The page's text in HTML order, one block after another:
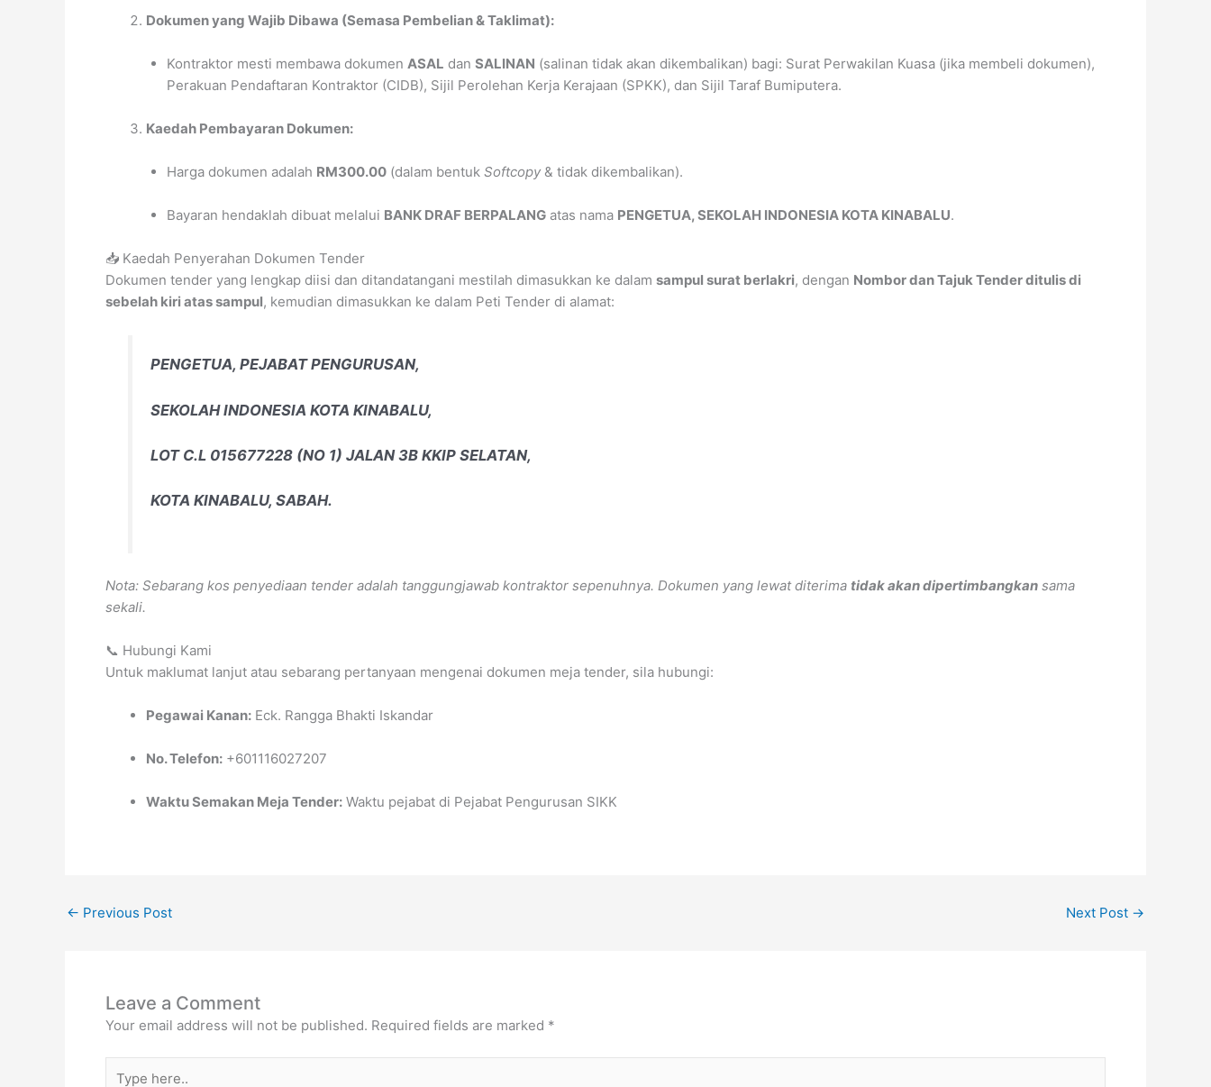
Dokumen yang Wajib Dibawa (Semasa Pembelian & Taklimat):
Kontraktor mesti membawa dokumen ASAL dan SALINAN (salinan tidak akan dikembalikan) bagi: Surat Perwakilan Kuasa (jika membeli dokumen),
Perakuan Pendaftaran Kontraktor (CIDB), Sijil Perolehan Kerja Kerajaan (SPKK), dan Sijil Taraf Bumiputera.
Kaedah Pembayaran Dokumen:
Harga dokumen adalah RM300.00(dalam bentuk Softcopy& tidak dikembalikan).
Bayaran hendaklah dibuat melalui BANK DRAF BERPALANGatas nama PENGETUA, SEKOLAH INDONESIA KOTA KINABALU.
📥 Kaedah Penyerahan Dokumen Tender
Dokumen tender yang lengkap diisi dan ditandatangani mestilah dimasukkan ke dalam sampul surat berlakri, dengan Nombor dan Tajuk Tender ditulis di
sebelah kiri atas sampul, kemudian dimasukkan ke dalam Peti Tender di alamat:
PENGETUA, PEJABAT PENGURUSAN,
SEKOLAH INDONESIA KOTA KINABALU,
LOT C.L 015677228 (NO 1) JALAN 3B KKIP SELATAN,
KOTA KINABALU, SABAH.
Nota: Sebarang kos penyediaan tender adalah tanggungjawab kontraktor sepenuhnya. Dokumen yang lewat diterima tidak akan dipertimbangkan sama
sekali.
📞 Hubungi Kami
Untuk maklumat lanjut atau sebarang pertanyaan mengenai dokumen meja tender, sila hubungi:
Pegawai Kanan: Eck. Rangga Bhakti Iskandar
No. Telefon: +601116027207
Waktu Semakan Meja Tender: Waktu pejabat di Pejabat Pengurusan SIKK
← Previous Post Next Post →
Leave a Comment
Your email address will not be published. Required fields are marked *